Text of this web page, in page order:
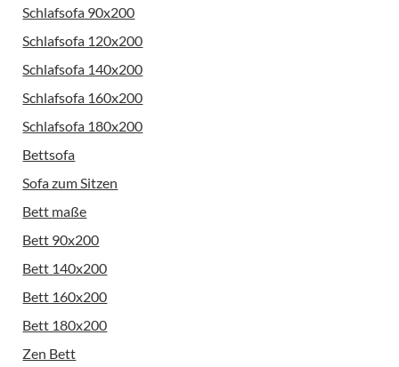
Schlafsofa 90x200
Schlafsofa 120x200
Schlafsofa 140x200
Schlafsofa 160x200
Schlafsofa 180x200
Bettsofa
Sofa zum Sitzen
Bett maße
Bett 90x200
Bett 140x200
Bett 160x200
Bett 180x200
Zen Bett